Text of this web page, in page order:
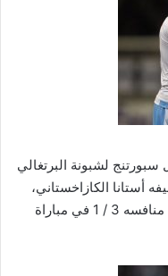
سبورتنج لشبونة البرتغالي
بعدما تعادل 3 / 3 مع ضيفه أستانا الكازاخستاني،
حيث سبق للفريق البرتغالي أن فاز على منافسه 3 / 1 في مباراة